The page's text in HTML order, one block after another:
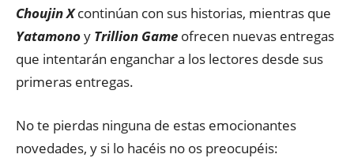
Choujin Xcontinúan con sus historias, mientras que
Yatamonoy Trillion Game ofrecen nuevas entregas
que intentarán enganchar a los lectores desde sus
primeras entregas.
No te pierdas ninguna de estas emocionantes
novedades, y si lo hacéis no os preocupéis: